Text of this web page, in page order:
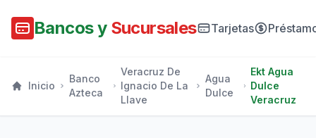
Bancos y Sucursales Tarjetas
Inicio
Banco
Azteca
Veracruz De
Ignacio De La
Llave
Agua
Dulce
Ekt Agua
Dulce
Veracruz